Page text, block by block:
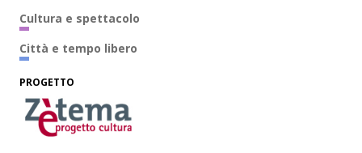
Cultura e spettacolo
Città e tempo libero
PROGETTO